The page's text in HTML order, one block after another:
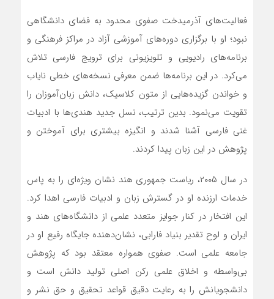
فعالیت‌های آذرمیدخت صفوی محدود به فضای دانشگاهی
نبود؛ او با برگزاری دوره‌های آموزشی آزاد در مراکز فرهنگی و
برنامه‌های رادیویی و تلویزیونی برای ترویج فارسی تلاش
می‌کرد. در این برنامه‌ها ضمن معرفی نسخه‌های خطی نایاب
و خواندن گزیده‌هایی از متون کلاسیک، دانش زبان‌آموزان را
تقویت می‌نمود. بدین ترتیب، نسل جدید هندی‌ها با ادبیات
غنی فارسی آشنا شدند و انگیزه بیشتری برای آموختن و
پژوهش در این زبان پیدا کردند.
در سال ۲۰۰۵، ریاست جمهوری هند نشان ویژه‌ای را به پاس
خدمات ارزنده او در گسترش زبان و ادبیات فارسی اهدا کرد.
این افتخار در کنار جوایز متعدد علمی از دانشگاه‌های هند و
ایران و لوح تقدیر بنیاد فارابی، نشان‌دهنده جایگاه رفیع او در
جامعه علمی است. صفوی همواره معتقد بود که پژوهش
بی‌واسطه و اخلاق علمی رکن اصلی تولید دانش است و
دانشجویانش را به رعایت دقیق قواعد تحقیق و حق نشر و